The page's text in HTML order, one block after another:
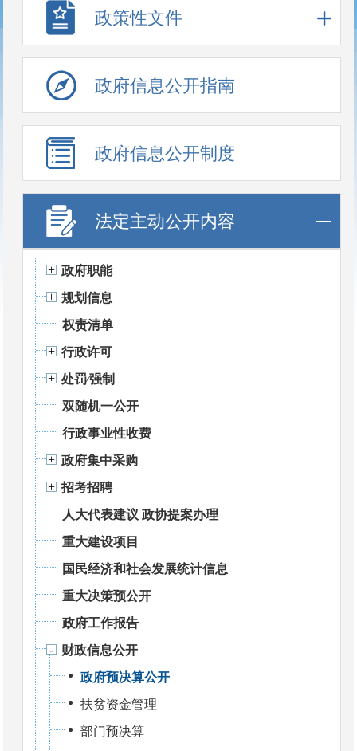
政策性文件
政府信息公开指南
政府信息公开制度
法定主动公开内容
政府职能
规划信息
权责清单
行政许可
处罚⁄强制
双随机一公开
行政事业性收费
政府集中采购
招考招聘
人大代表建议 政协提案办理
重大建设项目
国民经济和社会发展统计信息
重大决策预公开
政府工作报告
财政信息公开
政府预决算公开
扶贫资金管理
部门预决算